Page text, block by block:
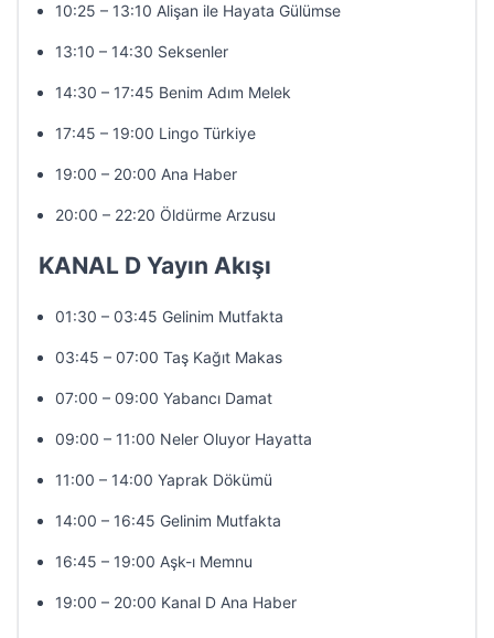
10:25 – 13:10 Alişan ile Hayata Gülümse
13:10 – 14:30 Seksenler
14:30 – 17:45 Benim Adım Melek
17:45 – 19:00 Lingo Türkiye
19:00 – 20:00 Ana Haber
20:00 – 22:20 Öldürme Arzusu
KANAL D Yayın Akışı
01:30 – 03:45 Gelinim Mutfakta
03:45 – 07:00 Taş Kağıt Makas
07:00 – 09:00 Yabancı Damat
09:00 – 11:00 Neler Oluyor Hayatta
11:00 – 14:00 Yaprak Dökümü
14:00 – 16:45 Gelinim Mutfakta
16:45 – 19:00 Aşk-ı Memnu
19:00 – 20:00 Kanal D Ana Haber